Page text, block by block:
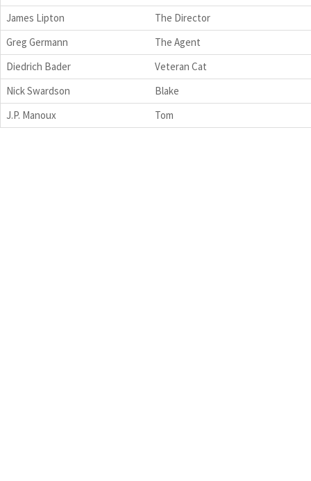
James Lipton
The Director
Greg Germann
The Agent
Diedrich Bader
Veteran Cat
Nick Swardson
Blake
J.P. Manoux
Tom